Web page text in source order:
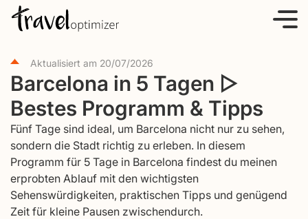
Aktualisiert am 20/07/2026
Barcelona in 5 Tagen ▷
Bestes Programm & Tipps
Fünf Tage sind ideal, um Barcelona nicht nur zu sehen,
sondern die Stadt richtig zu erleben. In diesem
Programm für 5 Tage in Barcelona findest du meinen
erprobten Ablauf mit den wichtigsten
Sehenswürdigkeiten, praktischen Tipps und genügend
Zeit für kleine Pausen zwischendurch.